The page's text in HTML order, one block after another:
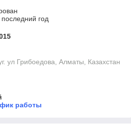
год
ул Грибоедова, Алматы, Казахстан
работы